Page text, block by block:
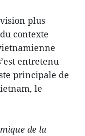
plus
contexte
entretenu
principale de
le
de la